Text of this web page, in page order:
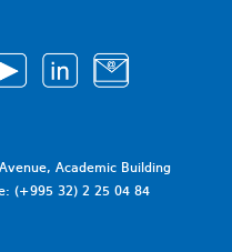
Academic Building
(+995 32) 2 25 04 84